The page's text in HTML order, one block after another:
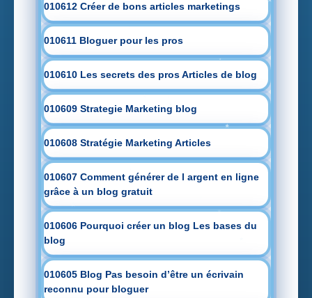
010612 Créer de bons articles marketings
010611 Bloguer pour les pros
010610 Les secrets des pros Articles de blog
010609 Strategie Marketing blog
010608 Stratégie Marketing Articles
010607 Comment générer de l argent en ligne
grâce à un blog gratuit
010606 Pourquoi créer un blog Les bases du
blog
010605 Blog Pas besoin d’être un écrivain
reconnu pour bloguer